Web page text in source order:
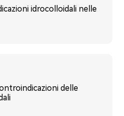
idrocolloidali nelle
delle